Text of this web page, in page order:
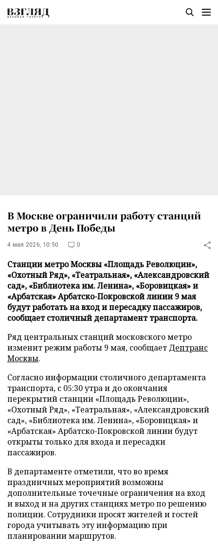
В Москве ограничили работу станций
метро в День Победы
4 мая 2026, 10:50 0
Станции метро Москвы «Площадь Революции»,
«Охотный Ряд», «Театральная», «Александровский
сад», «Библиотека им. Ленина», «Боровицкая» и
«Арбатская» Арбатско-Покровской линии 9 мая
будут работать на вход и пересадку пассажиров,
сообщает столичный департамент транспорта.
Ряд центральных станций московского метро
изменит режим работы 9 мая, сообщает Дептранс
Москвы.
Согласно информации столичного департамента
транспорта, с 05:30 утра и до окончания
перекрытий станции «Площадь Революции»,
«Охотный Ряд», «Театральная», «Александровский
сад», «Библиотека им. Ленина», «Боровицкая» и
«Арбатская» Арбатско-Покровской линии будут
открыты только для входа и пересадки
пассажиров.
В департаменте отметили, что во время
праздничных мероприятий возможны
дополнительные точечные ограничения на вход
и выход и на других станциях метро по решению
полиции. Сотрудники просят жителей и гостей
города учитывать эту информацию при
планировании маршрутов.